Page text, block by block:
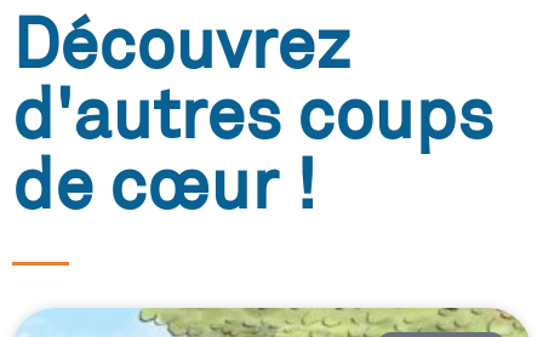
Découvrez
d'autres coups
de cœur !